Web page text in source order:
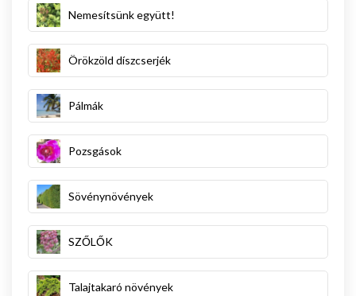
Nemesítsünk együtt!
Örökzöld díszcserjék
Pálmák
Pozsgások
Sövénynövények
SZŐLŐK
Talajtakaró növények